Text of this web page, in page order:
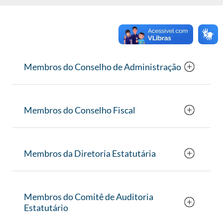
Membros do Conselho de Administração
Membros do Conselho Fiscal
Membros da Diretoria Estatutária
Membros do Comitê de Auditoria
Estatutário